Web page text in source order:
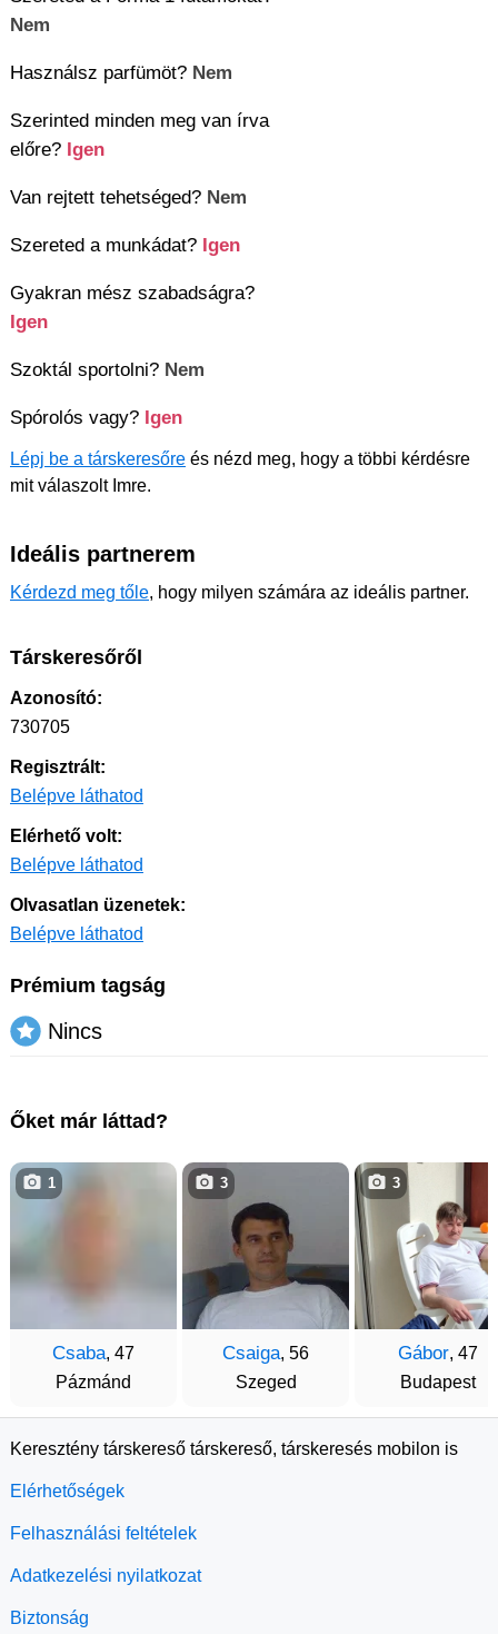
Nem
Használsz parfümöt? Nem
Szerinted minden meg van írva
előre? Igen
Van rejtett tehetséged? Nem
Szereted a munkádat? Igen
Gyakran mész szabadságra?
Igen
Szoktál sportolni? Nem
Spórolós vagy? Igen
Lépj be a társkeresőre és nézd meg, hogy a többi kérdésre
mit válaszolt Imre.
Ideális partnerem
Kérdezd meg tőle, hogy milyen számára az ideális partner.
Társkeresőről
Azonosító:
730705
Regisztrált:
Belépve láthatod
Elérhető volt:
Belépve láthatod
Olvasatlan üzenetek:
Belépve láthatod
Prémium tagság
Nincs
Őket már láttad?
Csaba, 47
Pázmánd
1
Csaiga, 56
Szeged
3
Gábor, 47
Budapest
3
Keresztény társkereső társkereső, társkeresés mobilon is
Elérhetőségek
Felhasználási feltételek
Adatkezelési nyilatkozat
Biztonság